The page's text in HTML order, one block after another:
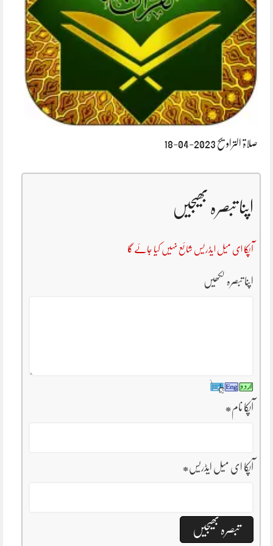
صلاۃ التراویح 2023-04-18
اپنا تبصرہ بھیجیں
آپکا ای میل ایڈریس شائع نہیں کیا جائے گا
اپنا تبصرہ لکھیں
آپکا نام*
آپکا ای میل ایڈریس*